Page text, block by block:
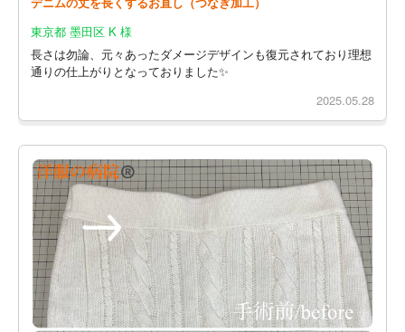
東京都 墨田区 K 様
長さは勿論、元々あったダメージデザインも復元されており理想
通りの仕上がりとなっておりました✨
2025.05.28